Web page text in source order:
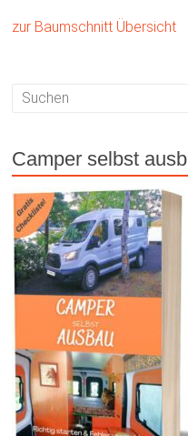
zur Baumschnitt Übersicht
Camper selbst